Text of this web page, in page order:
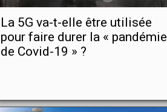
La 5G va-t-elle être utilisée
pour faire durer la « pandémie
de Covid-19 » ?